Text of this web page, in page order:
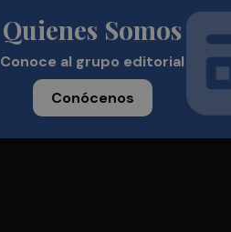
Quienes Somos
Conoce al grupo editorial
Conócenos